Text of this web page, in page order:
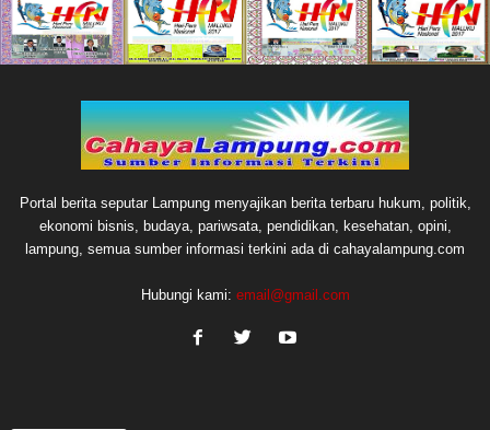
Portal berita seputar Lampung menyajikan berita terbaru hukum, politik,
ekonomi bisnis, budaya, pariwsata, pendidikan, kesehatan, opini,
lampung, semua sumber informasi terkini ada di cahayalampung.com
Hubungi kami: email@gmail.com